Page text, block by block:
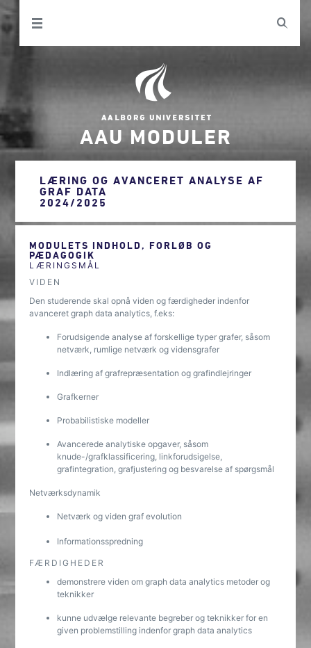
AAU MODULER
LÆRING OG AVANCERET ANALYSE AF
GRAF DATA
2024/2025
MODULETS INDHOLD, FORLØB OG
PÆDAGOGIK
LÆRINGSMÅL
VIDEN
Den studerende skal opnå viden og færdigheder indenfor
avanceret graph data analytics, f.eks:
Forudsigende analyse af forskellige typer grafer, såsom
netværk, rumlige netværk og vidensgrafer
Indlæring af grafrepræsentation og grafindlejringer
Grafkerner
Probabilistiske modeller
Avancerede analytiske opgaver, såsom
knude-/grafklassificering, linkforudsigelse,
grafintegration, grafjustering og besvarelse af spørgsmål
Netværksdynamik
Netværk og viden graf evolution
Informationsspredning
FÆRDIGHEDER
demonstrere viden om graph data analytics metoder og
teknikker
kunne udvælge relevante begreber og teknikker for en
given problemstilling indenfor graph data analytics